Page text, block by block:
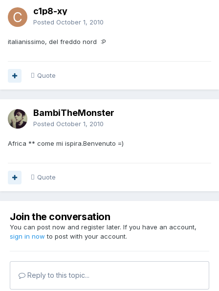
c1p8-xy
Posted October 1, 2010
italianissimo, del freddo nord :P
Quote
BambiTheMonster
Posted October 1, 2010
Africa ** come mi ispira.Benvenuto =)
Quote
Join the conversation
You can post now and register later. If you have an account,
sign in now to post with your account.
Reply to this topic...